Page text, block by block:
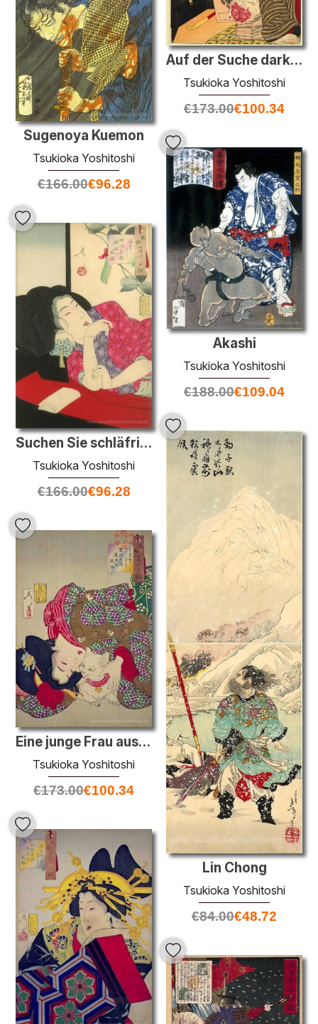
Auf der Suche dark - das Aussehen einer Frau während der Meiji-Z
Tsukioka Yoshitoshi
€173.00€100.34
Sugenoya Kuemon
Tsukioka Yoshitoshi
€166.00€96.28
Akashi
Tsukioka Yoshitoshi
€188.00€109.04
Suchen Sie schläfrig - das Aussehen einer Kurtisane von der Meij
Tsukioka Yoshitoshi
€166.00€96.28
Lin Chong
Tsukioka Yoshitoshi
€84.00€48.72
Eine junge Frau aus Kansei Periode spielt mit ihrer Katze
Tsukioka Yoshitoshi
€173.00€100.34